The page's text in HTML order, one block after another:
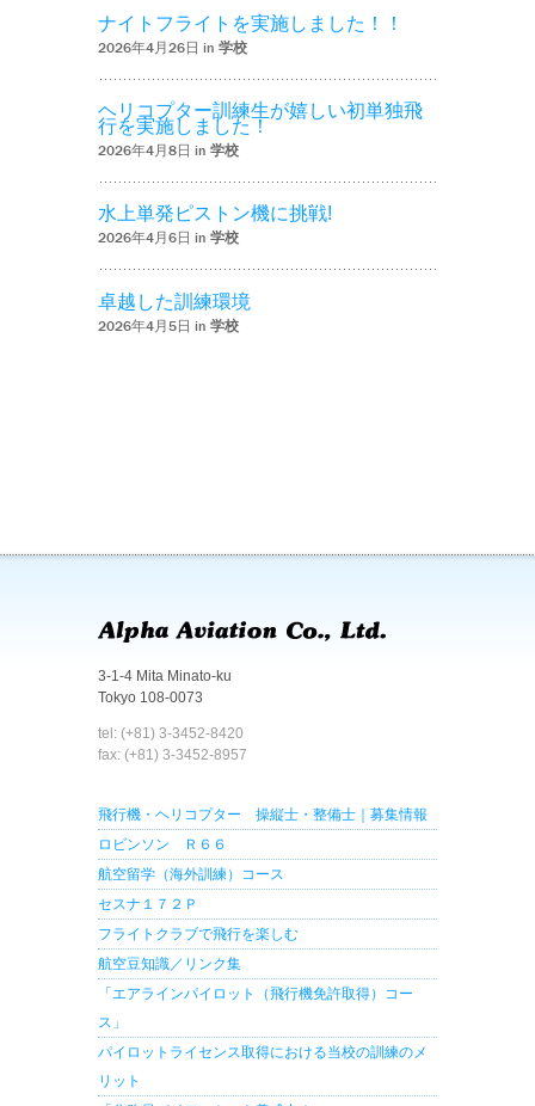
ナイトフライトを実施しました！！
2026年4月26日 in 学校
ヘリコプター訓練生が嬉しい初単独飛
行を実施しました！
2026年4月8日 in 学校
水上単発ピストン機に挑戦!
2026年4月6日 in 学校
卓越した訓練環境
2026年4月5日 in 学校
3-1-4 Mita Minato-ku
Tokyo 108-0073
tel: (+81) 3-3452-8420
fax: (+81) 3-3452-8957
飛行機・ヘリコプター 操縦士・整備士｜募集情報
ロビンソン Ｒ６６
航空留学（海外訓練）コース
セスナ１７２Ｐ
フライトクラブで飛行を楽しむ
航空豆知識／リンク集
「エアラインパイロット（飛行機免許取得）コー
ス」
パイロットライセンス取得における当校の訓練のメ
リット